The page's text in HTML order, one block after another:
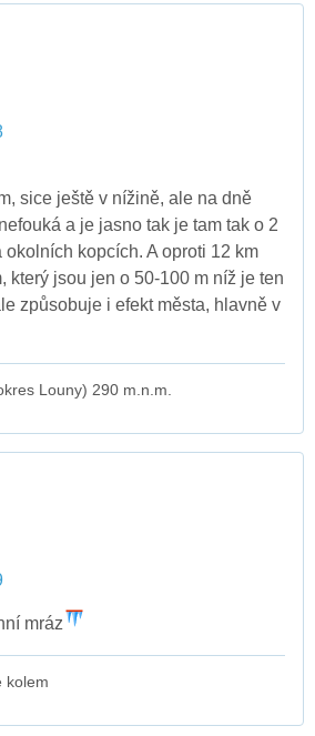
sice ještě v nížině, ale na dně
a je jasno tak je tam tak o 2
okolních kopcích. A oproti 12 km
který jsou jen o 50-100 m níž je ten
způsobuje i efekt města, hlavně v
Louny) 290 m.n.m.
mráz
kolem